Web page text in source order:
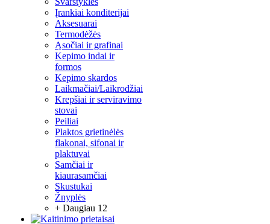
Įrankiai konditerijai
Aksesuarai
Termodėžės
Ąsočiai ir grafinai
Kepimo indai ir
formos
Kepimo skardos
Laikmačiai/Laikrodžiai
Krepšiai ir serviravimo
stovai
Peiliai
Plaktos grietinėlės
flakonai, sifonai ir
plaktuvai
Samčiai ir
kiaurasamčiai
Skustukai
Žnyplės
+ Daugiau 12